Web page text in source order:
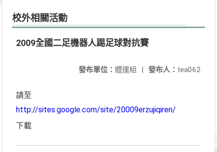
校外相關活動
2009全國二足機器人踢足球對抗賽
發布人： tea062
發布單位： 體運組 |
請至
http://sites.google.com/site/20009erzujiqiren/
下載